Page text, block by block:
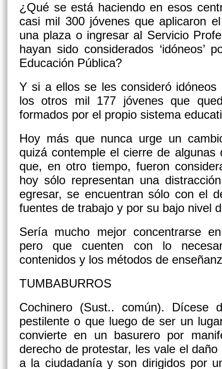
¿Qué se está haciendo en esos
casi mil 300 jóvenes que aplicaron
una plaza o ingresar al Servicio
hayan sido considerados ‘idóneos’
Educación Pública?
Y si a ellos se les consideró
los otros mil 177 jóvenes que
formados por el propio sistema
Hoy más que nunca urge un
quizá contemple el cierre de algunas
que, en otro tiempo, fueron
hoy sólo representan una
egresar, se encuentran sólo con el
fuentes de trabajo y por su bajo nivel
Sería mucho mejor concentrarse
pero que cuenten con lo
contenidos y los métodos de
TUMBABURROS
Cochinero (Sust.. común). Dícese
pestilente o que luego de ser un
convierte en un basurero por
derecho de protestar, les vale el
a la ciudadanía y son dirigidos por